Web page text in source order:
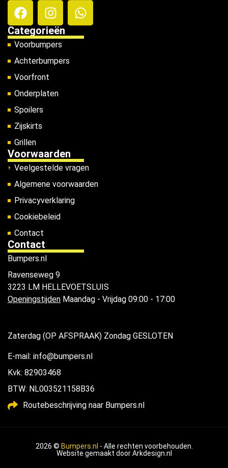
Categorieën
Voorbumpers
Achterbumpers
Voorfront
Onderplaten
Spoilers
Zijskirts
Grillen
Voorwaarden
Veelgestelde vragen
Algemene voorwaarden
Privacyverklaring
Cookiebeleid
Contact
Contact
Bumpers.nl
Ravenseweg 9
3223 LM HELLEVOETSLUIS
Openingstijden Maandag - Vrijdag 09:00 - 17:00
Zaterdag (OP AFSPRAAK) Zondag GESLOTEN
E-mail: info@bumpers.nl
Kvk: 82903468
BTW: NL003521158B36
Routebeschrijving naar Bumpers.nl
2026 © Bumpers.nl - Alle rechten voorbehouden.
Website gemaakt doorArkdesign.nl